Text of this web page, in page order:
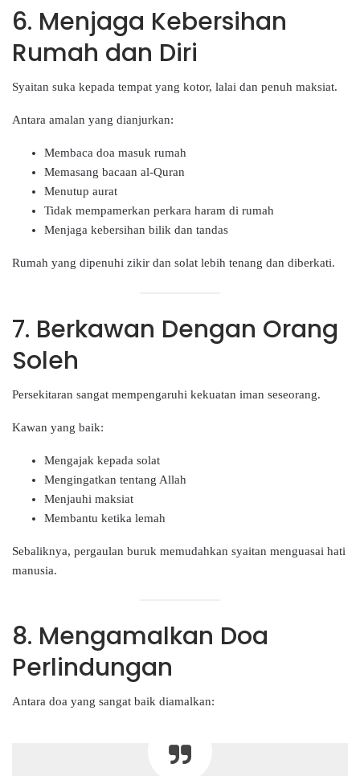
6. Menjaga Kebersihan
Rumah dan Diri
Syaitan suka kepada tempat yang kotor, lalai dan penuh maksiat.
Antara amalan yang dianjurkan:
Membaca doa masuk rumah
Memasang bacaan al-Quran
Menutup aurat
Tidak mempamerkan perkara haram di rumah
Menjaga kebersihan bilik dan tandas
Rumah yang dipenuhi zikir dan solat lebih tenang dan diberkati.
7. Berkawan Dengan Orang
Soleh
Persekitaran sangat mempengaruhi kekuatan iman seseorang.
Kawan yang baik:
Mengajak kepada solat
Mengingatkan tentang Allah
Menjauhi maksiat
Membantu ketika lemah
Sebaliknya, pergaulan buruk memudahkan syaitan menguasai hati
manusia.
8. Mengamalkan Doa
Perlindungan
Antara doa yang sangat baik diamalkan: